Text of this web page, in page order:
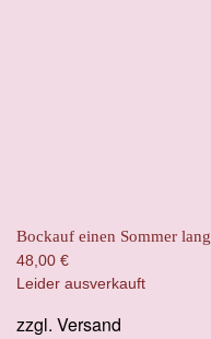
Bockauf einen Sommer lang
48,00 €
Leider ausverkauft
zzgl. Versand